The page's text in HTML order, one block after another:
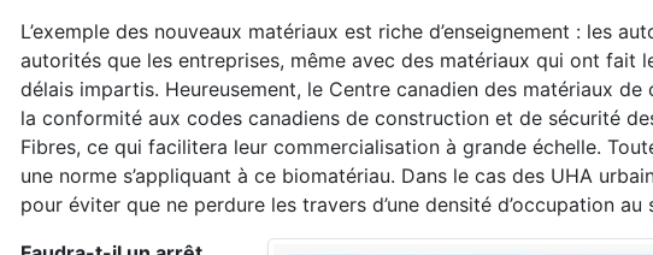
L’exemple des nouveaux matériaux est riche d’enseignement : les
autorités que les entreprises, même avec des matériaux qui ont fait
délais impartis. Heureusement, le Centre canadien des matériaux
la conformité aux codes canadiens de construction et de sécurité
Fibres, ce qui facilitera leur commercialisation à grande échelle.
une norme s’appliquant à ce biomatériau. Dans le cas des UHA
pour éviter que ne perdure les travers d’une densité d’occupation au